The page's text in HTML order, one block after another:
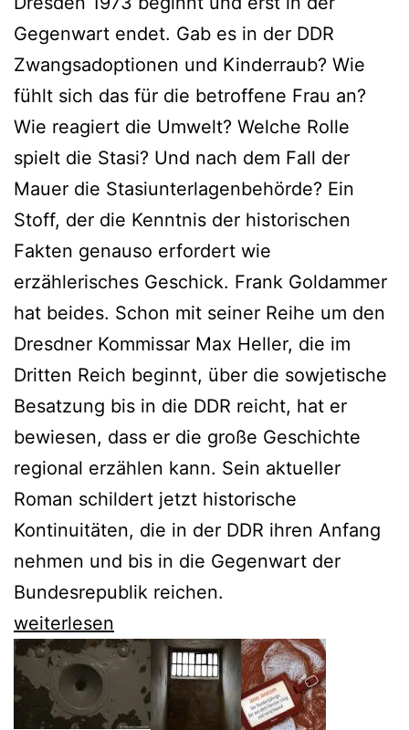
Gegenwart endet. Gab es in der DDR
Zwangsadoptionen und Kinderraub? Wie
fühlt sich das für die betroffene Frau an?
Wie reagiert die Umwelt? Welche Rolle
spielt die Stasi? Und nach dem Fall der
Mauer die Stasiunterlagenbehörde? Ein
Stoff, der die Kenntnis der historischen
Fakten genauso erfordert wie
erzählerisches Geschick. Frank Goldammer
hat beides. Schon mit seiner Reihe um den
Dresdner Kommissar Max Heller, die im
Dritten Reich beginnt, über die sowjetische
Besatzung bis in die DDR reicht, hat er
bewiesen, dass er die große Geschichte
regional erzählen kann. Sein aktueller
Roman schildert jetzt historische
Kontinuitäten, die in der DDR ihren Anfang
nehmen und bis in die Gegenwart der
Bundesrepublik reichen.
Frank
Goldammer
schreibt
über
weiterlesen